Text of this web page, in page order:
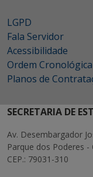
LGPD
Fala Servidor
Acessibilidade
Ordem
Planos de
SECRETARIA DE
Av. Desembargador
Parque dos Poderes
CEP.: 79031-310